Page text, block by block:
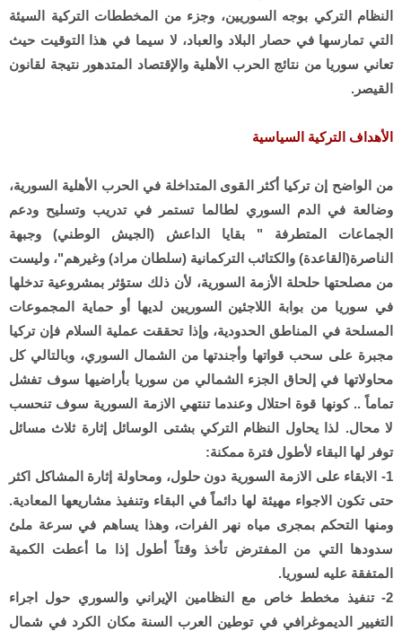
النظام التركي بوجه السوريين، وجزء من المخططات التركية السيئة
التي تمارسها في حصار البلاد والعباد، لا سيما في هذا التوقيت حيث
تعاني سوريا من نتائج الحرب الأهلية والإقتصاد المتدهور نتيجة لقانون
القيصر.
الأهداف التركية السياسية
من الواضح إن تركيا أكثر القوى المتداخلة في الحرب الأهلية السورية،
وضالعة في الدم السوري لطالما تستمر في تدريب وتسليح ودعم
الجماعات المتطرفة " بقايا الداعش (الجيش الوطني) وجبهة
الناصرة(القاعدة) والكتائب التركمانية (سلطان مراد) وغيرهم"، وليست
من مصلحتها حلحلة الأزمة السورية، لأن ذلك ستؤثر بمشروعية تدخلها
في سوريا من بوابة اللاجئين السوريين لديها أو حماية المجموعات
المسلحة في المناطق الحدودية، وإذا تحققت عملية السلام فإن تركيا
مجبرة على سحب قواتها وأجندتها من الشمال السوري، وبالتالي كل
محاولاتها في إلحاق الجزء الشمالي من سوريا بأراضيها سوف تفشل
تماماً .. كونها قوة احتلال وعندما تنتهي الازمة السورية سوف تنحسب
لا محال. لذا يحاول النظام التركي بشتى الوسائل إثارة ثلاث مسائل
توفر لها البقاء لأطول فترة ممكنة:
1- الابقاء على الازمة السورية دون حلول، ومحاولة إثارة المشاكل اكثر
حتى تكون الاجواء مهيئة لها دائماً في البقاء وتنفيذ مشاريعها المعادية.
ومنها التحكم بمجرى مياه نهر الفرات، وهذا يساهم في سرعة ملئ
سدودها التي من المفترض تأخذ وقتاً أطول إذا ما أعطت الكمية
المتفقة عليه لسوريا.
2- تنفيذ مخطط خاص مع النظامين الإيراني والسوري حول اجراء
التغيير الديموغرافي في توطين العرب السنة مكان الكرد في شمال